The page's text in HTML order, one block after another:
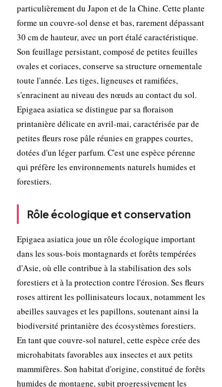
particulièrement du Japon et de la Chine. Cette plante
forme un couvre-sol dense et bas, rarement dépassant
30 cm de hauteur, avec un port étalé caractéristique.
Son feuillage persistant, composé de petites feuilles
ovales et coriaces, conserve sa structure ornementale
toute l'année. Les tiges, ligneuses et ramifiées,
s'enracinent au niveau des nœuds au contact du sol.
Epigaea asiatica se distingue par sa floraison
printanière délicate en avril-mai, caractérisée par de
petites fleurs rose pâle réunies en grappes courtes,
dotées d'un léger parfum. C'est une espèce pérenne
qui préfère les environnements naturels humides et
forestiers.
Rôle écologique et conservation
Epigaea asiatica joue un rôle écologique important
dans les sous-bois montagnards et forêts tempérées
d'Asie, où elle contribue à la stabilisation des sols
forestiers et à la protection contre l'érosion. Ses fleurs
roses attirent les pollinisateurs locaux, notamment les
abeilles sauvages et les papillons, soutenant ainsi la
biodiversité printanière des écosystèmes forestiers.
En tant que couvre-sol naturel, cette espèce crée des
microhabitats favorables aux insectes et aux petits
mammifères. Son habitat d'origine, constitué de forêts
humides de montagne, subit progressivement les